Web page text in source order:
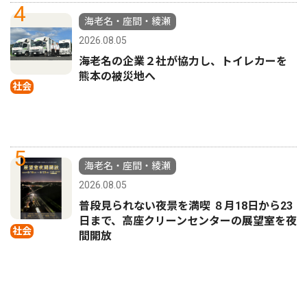
4
社会
海老名・座間・綾瀬
2026.08.05
海老名の企業２社が協力し、トイレカーを
熊本の被災地へ
5
社会
海老名・座間・綾瀬
2026.08.05
普段見られない夜景を満喫 ８月18日から23
日まで、高座クリーンセンターの展望室を夜
間開放